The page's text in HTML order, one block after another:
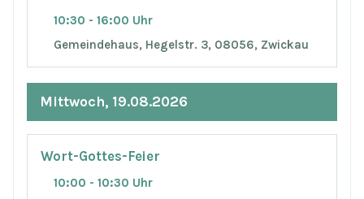
10:30 - 16:00 Uhr
Gemeindehaus, Hegelstr. 3, 08056, Zwickau
Mittwoch, 19.08.2026
Wort-Gottes-Feier
10:00 - 10:30 Uhr